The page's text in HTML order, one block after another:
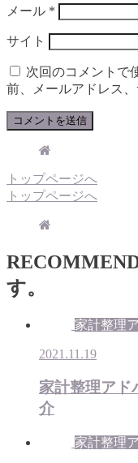
メール *
サイト
次回のコメントで
前、メールアドレス、
トップページへ
トップページへ
す。
家計整理
2021.11.19
家計整理ア
介
家計整理